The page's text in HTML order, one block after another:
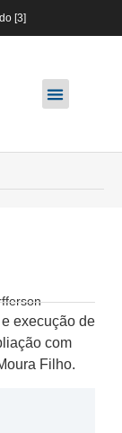
[3]
execução de
com
Filho.